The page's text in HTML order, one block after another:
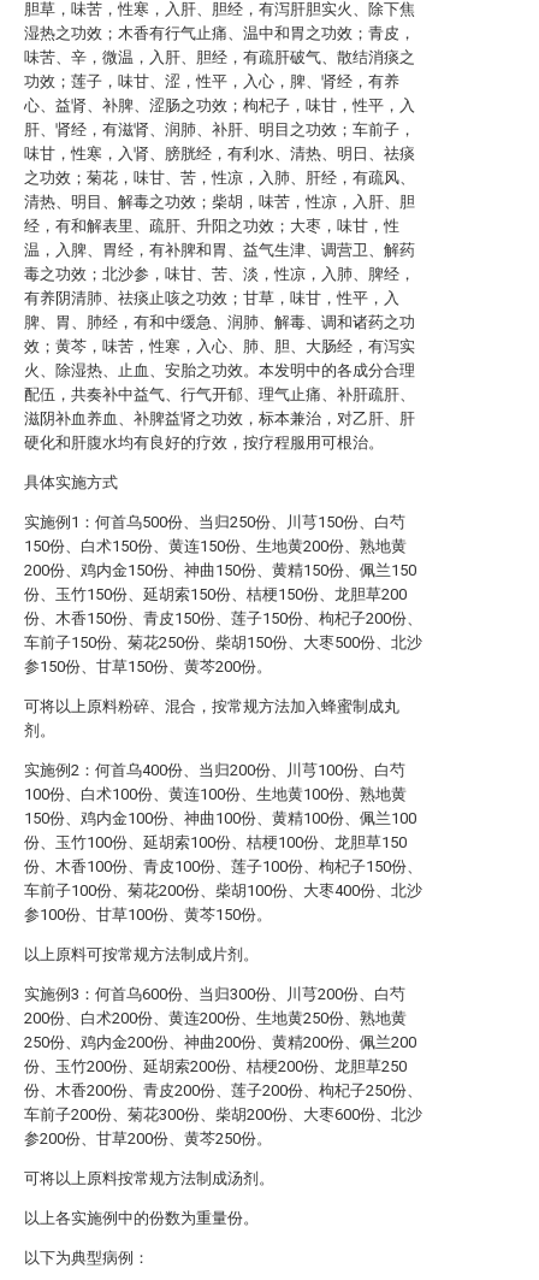
胆草，味苦，性寒，入肝、胆经，有泻肝胆实火、除下焦
湿热之功效；木香有行气止痛、温中和胃之功效；青皮，
味苦、辛，微温，入肝、胆经，有疏肝破气、散结消痰之
功效；莲子，味甘、涩，性平，入心，脾、肾经，有养
心、益肾、补脾、涩肠之功效；枸杞子，味甘，性平，入
肝、肾经，有滋肾、润肺、补肝、明目之功效；车前子，
味甘，性寒，入肾、膀胱经，有利水、清热、明日、祛痰
之功效；菊花，味甘、苦，性凉，入肺、肝经，有疏风、
清热、明目、解毒之功效；柴胡，味苦，性凉，入肝、胆
经，有和解表里、疏肝、升阳之功效；大枣，味甘，性
温，入脾、胃经，有补脾和胃、益气生津、调营卫、解药
毒之功效；北沙参，味甘、苦、淡，性凉，入肺、脾经，
有养阴清肺、祛痰止咳之功效；甘草，味甘，性平，入
脾、胃、肺经，有和中缓急、润肺、解毒、调和诸药之功
效；黄芩，味苦，性寒，入心、肺、胆、大肠经，有泻实
火、除湿热、止血、安胎之功效。本发明中的各成分合理
配伍，共奏补中益气、行气开郁、理气止痛、补肝疏肝、
滋阴补血养血、补脾益肾之功效，标本兼治，对乙肝、肝
硬化和肝腹水均有良好的疗效，按疗程服用可根治。
具体实施方式
实施例1：何首乌500份、当归250份、川芎150份、白芍
150份、白术150份、黄连150份、生地黄200份、熟地黄
200份、鸡内金150份、神曲150份、黄精150份、佩兰150
份、玉竹150份、延胡索150份、桔梗150份、龙胆草200
份、木香150份、青皮150份、莲子150份、枸杞子200份、
车前子150份、菊花250份、柴胡150份、大枣500份、北沙
参150份、甘草150份、黄芩200份。
可将以上原料粉碎、混合，按常规方法加入蜂蜜制成丸
剂。
实施例2：何首乌400份、当归200份、川芎100份、白芍
100份、白术100份、黄连100份、生地黄100份、熟地黄
150份、鸡内金100份、神曲100份、黄精100份、佩兰100
份、玉竹100份、延胡索100份、桔梗100份、龙胆草150
份、木香100份、青皮100份、莲子100份、枸杞子150份、
车前子100份、菊花200份、柴胡100份、大枣400份、北沙
参100份、甘草100份、黄芩150份。
以上原料可按常规方法制成片剂。
实施例3：何首乌600份、当归300份、川芎200份、白芍
200份、白术200份、黄连200份、生地黄250份、熟地黄
250份、鸡内金200份、神曲200份、黄精200份、佩兰200
份、玉竹200份、延胡索200份、桔梗200份、龙胆草250
份、木香200份、青皮200份、莲子200份、枸杞子250份、
车前子200份、菊花300份、柴胡200份、大枣600份、北沙
参200份、甘草200份、黄芩250份。
可将以上原料按常规方法制成汤剂。
以上各实施例中的份数为重量份。
以下为典型病例：